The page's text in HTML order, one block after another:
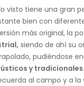
visto tiene una gran
bien con
más original, la
siendo de ahí su
pudiéndose
y tradicionales.
al campo y a la